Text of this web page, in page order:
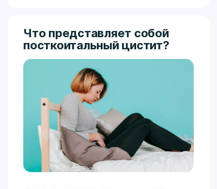
Что представляет собой
посткоитальный цистит?